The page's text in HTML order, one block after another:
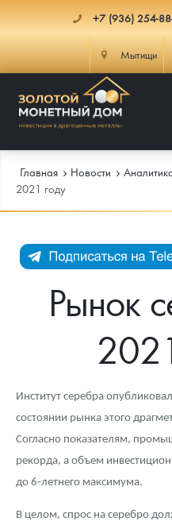
+7 (936) 254-
Мытищи
Каталог Монет
Инвестиционные монеты
Монеты Россия и СССР
Памятные и старинные монеты
Монеты Царской России
Монеты стран мира после
Георгий Победоносец
Золотой червонец Сеятель
Инфо
Как сделать заказ
Подлинность монет
Гарантии
Выкуп монет
Памятка для работы с монетами
Доставка
Информация
Распродажа монет и жетонов
Аналитика и события
Итоги 2025 года. Прогноз
Cтатьи
Котировки
Курс золота и серебра
Контакты
Наши преимущества
Главная Новости
2021 году
Рынок
Институт серебра
состоянии рынка этого
Согласно показателям,
рекорда, а объем
до 6-летнего максимума.
В целом, спрос на серебро